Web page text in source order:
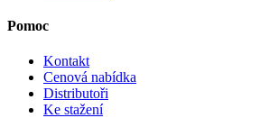
Pomoc
Kontakt
Cenová nabídka
Distributoři
Ke stažení